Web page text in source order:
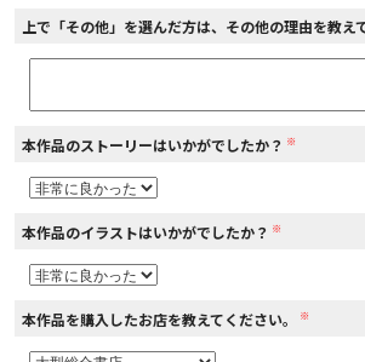
コミックパルフェ
閉じる
上で「その他」を選んだ方は、その他の理由を教え
本作品のストーリーはいかがでしたか？ ※
本作品のイラストはいかがでしたか？ ※
本作品を購入したお店を教えてください。 ※